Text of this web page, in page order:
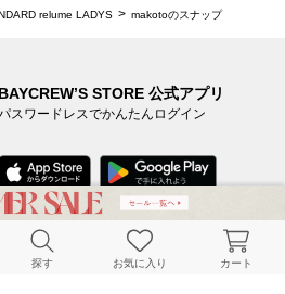
relume LADYS makotoのスナップ
BAYCREW’S STORE 公式アプリ
スワードレスでかんたんログイン
SERVICE
探す お気に入り カート